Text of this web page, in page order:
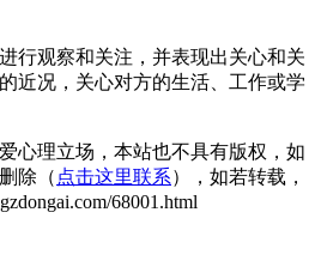
行观察和关注，并表现出关心和关
近况，关心对方的生活、工作或学
心理立场，本站也不具有版权，如
除（ 点击这里联系），如若转载，
68001.html